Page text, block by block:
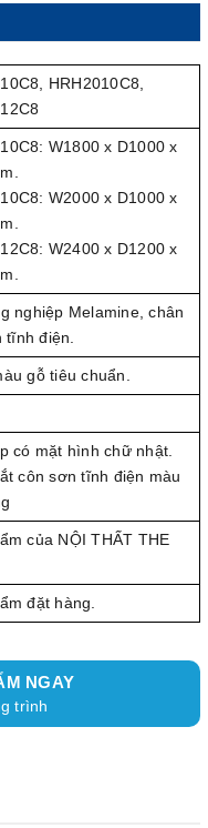
HRH2010C8,
W1800 x D1000 x
W2000 x D1000 x
W2400 x D1200 x
nghiệp Melamine, chân
tĩnh điện.
gỗ tiêu chuẩn.
có mặt hình chữ nhật.
côn sơn tĩnh điện màu
của NỘI THẤT THE
đặt hàng.
NGAY
trình